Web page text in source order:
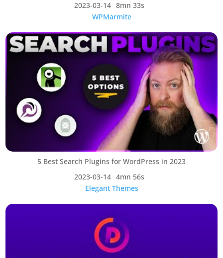
2023-03-14 8mn 33s
WPMarmite
5 Best Search Plugins for WordPress in 2023
2023-03-14 4mn 56s
Elegant Themes